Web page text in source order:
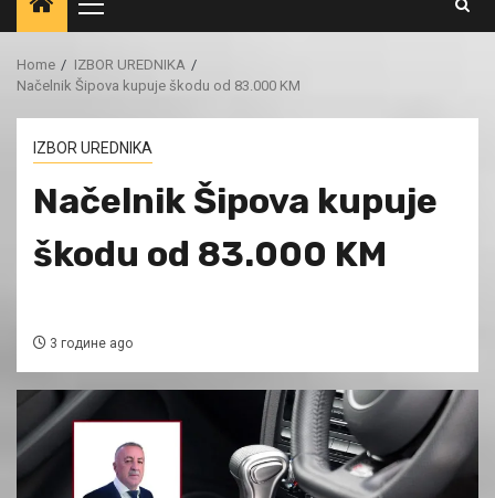
Primary
Menu
Home
IZBOR UREDNIKA
Načelnik Šipova kupuje škodu od 83.000 KM
IZBOR UREDNIKA
Načelnik Šipova kupuje
škodu od 83.000 KM
3 године ago